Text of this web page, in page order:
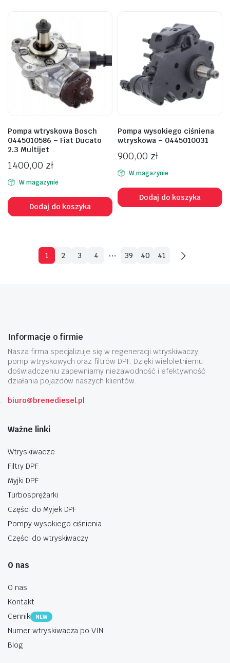
Pompa wtryskowa Bosch
0445010586 – Fiat Ducato
2.3 Multijet
1400,00 zł
W magazynie
Dodaj do koszyka
Pompa wysokiego ciśniena
wtryskowa – 0445010031
900,00 zł
W magazynie
Dodaj do koszyka
1 2 3 4 … 39 40 41
Informacje o firmie
Nasza firma specjalizuje się w regeneracji wtryskiwaczy,
pomp wtryskowych oraz filtrów DPF. Dzięki wieloletniemu
doświadczeniu zapewniamy niezawodność i efektywność
działania pojazdów naszych klientów.
biuro@brenediesel.pl
Ważne linki
Wtryskiwacze
Filtry DPF
Myjki DPF
Turbosprężarki
Części do Myjek DPF
Pompy wysokiego ciśnienia
Części do wtryskiwaczy
O nas
O nas
Kontakt
Cennik
NEW
Numer wtryskiwacza po VIN
Blog